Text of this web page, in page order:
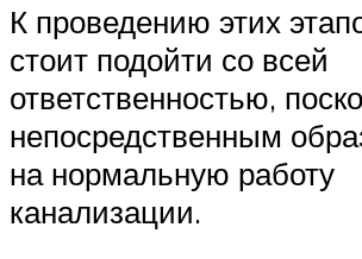
К проведению этих
стоит подойти со всей
ответственностью,
непосредственным
на нормальную работу
канализации.